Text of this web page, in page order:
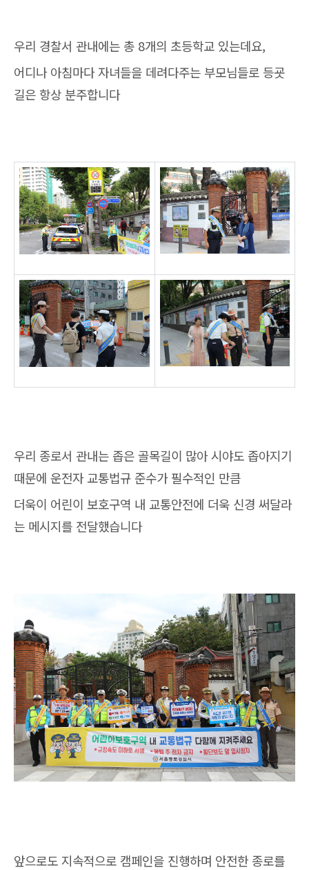
우리 경찰서 관내에는 총 8개의 초등학교 있는데요,
어디나 아침마다 자녀들을 데려다주는 부모님들로 등굣
길은 항상 분주합니다
우리 종로서 관내는 좁은 골목길이 많아 시야도 좁아지기
때문에 운전자 교통법규 준수가 필수적인 만큼
더욱이 어린이 보호구역 내 교통안전에 더욱 신경 써달라
는 메시지를 전달했습니다
앞으로도 지속적으로 캠페인을 진행하며 안전한 종로를